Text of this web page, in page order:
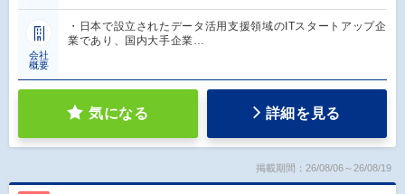
会社
概要
・日本で設立されたデータ活用支援領域のITスタートアップ企
業であり、国内大手企業…
気になる 詳細を見る
掲載期間：26/08/06～26/08/19